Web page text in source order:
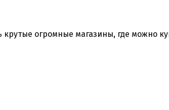
крутые огромные магазины, где можно